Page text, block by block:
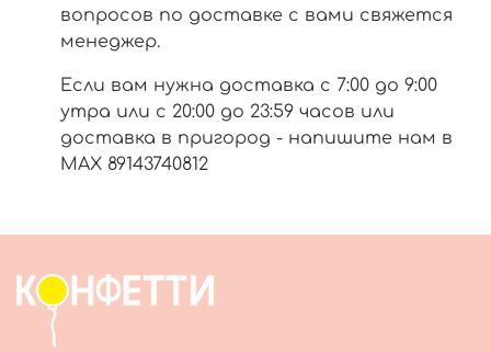
вопросов по доставке с вами свяжется
менеджер.
Если вам нужна доставка с 7:00 до 9:00
утра или с 20:00 до 23:59 часов или
доставка в пригород - напишите нам в
МАХ 89143740812